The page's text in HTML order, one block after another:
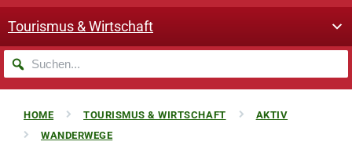
Tourismus & Wirtschaft
HOME TOURISMUS & WIRTSCHAFT
AKTIV
WANDERWEGE